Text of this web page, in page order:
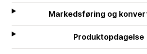
Markedsføring og
Produktopdagelse